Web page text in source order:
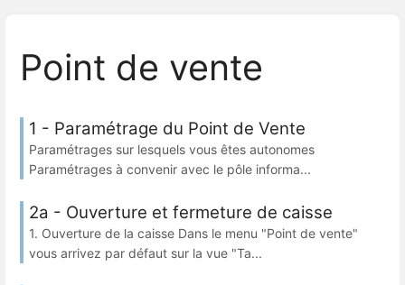
Point de vente
1 - Paramétrage du Point de Vente
Paramétrages sur lesquels vous êtes autonomes
Paramétrages à convenir avec le pôle informa...
2a - Ouverture et fermeture de caisse
1. Ouverture de la caisse Dans le menu "Point de vente"
vous arrivez par défaut sur la vue "Ta...